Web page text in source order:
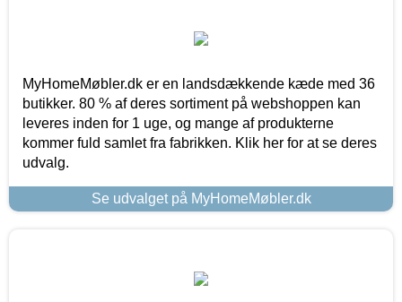
MyHomeMøbler.dk er en landsdækkende kæde med 36
butikker. 80 % af deres sortiment på webshoppen kan
leveres inden for 1 uge, og mange af produkterne
kommer fuld samlet fra fabrikken. Klik her for at se deres
udvalg.
Se udvalget på MyHomeMøbler.dk